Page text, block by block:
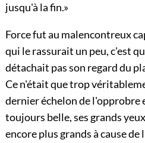
jusqu'à la fin.»
Force fut au malencontreux
qui le rassurait un peu, c'est
détachait pas son regard du
Ce n'était que trop
dernier échelon de l'opprobre
toujours belle, ses grands
encore plus grands à cause